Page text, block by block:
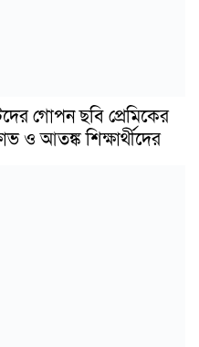
গোপন ছবি প্রেমিকের
ও আতঙ্ক শিক্ষার্থীদের